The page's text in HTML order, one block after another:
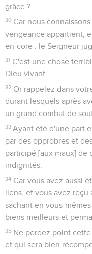
grâce ?
30 Car nous
vengeance appartient,
en-core : le Seigneur
31 C'est une chose
Dieu vivant.
32 Or rappelez dans
durant lesquels après
un grand combat de
33 Ayant été d'une part
par des opprobres et
participé [aux maux] de
indignités.
34 Car vous avez aussi
liens, et vous avez
sachant en vous-
biens meilleurs et
35 Ne perdez point
et qui sera bien